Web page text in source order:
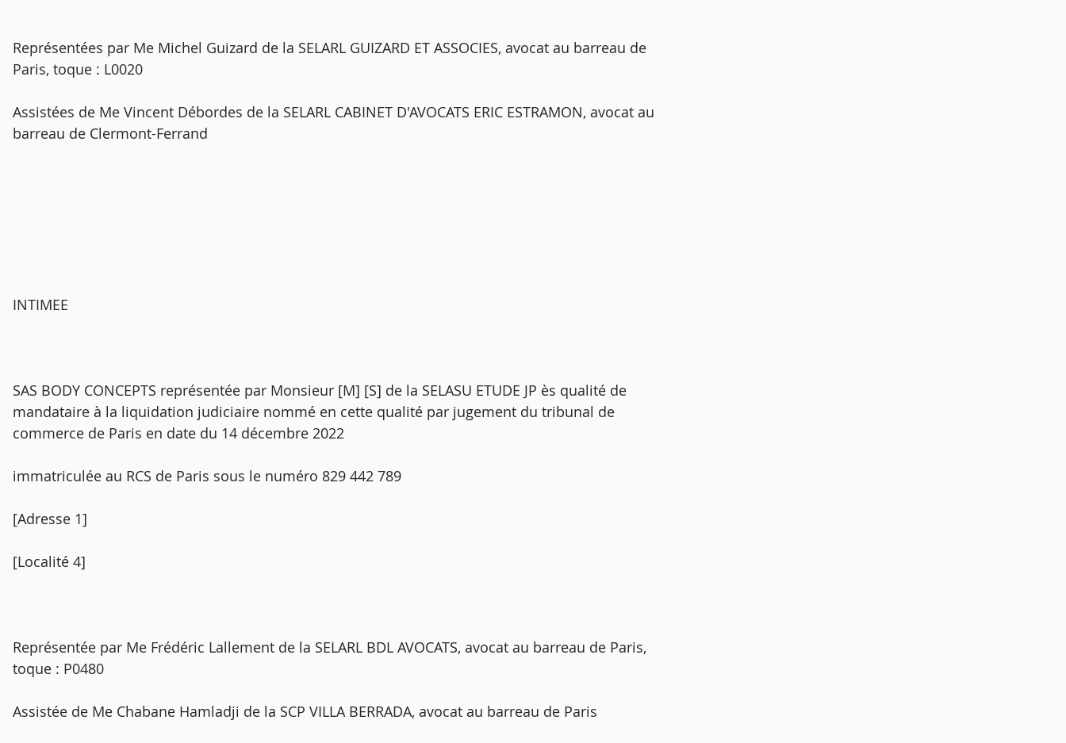
Représentées par Me Michel Guizard de la SELARL GUIZARD ET ASSOCIES, avocat au barreau de
Paris, toque : L0020
Assistées de Me Vincent Débordes de la SELARL CABINET D'AVOCATS ERIC ESTRAMON, avocat au
barreau de Clermont-Ferrand
INTIMEE
SAS BODY CONCEPTS représentée par Monsieur [M] [S] de la SELASU ETUDE JP ès qualité de
mandataire à la liquidation judiciaire nommé en cette qualité par jugement du tribunal de
commerce de Paris en date du 14 décembre 2022
immatriculée au RCS de Paris sous le numéro 829 442 789
[Adresse 1]
[Localité 4]
Représentée par Me Frédéric Lallement de la SELARL BDL AVOCATS, avocat au barreau de Paris,
toque : P0480
Assistée de Me Chabane Hamladji de la SCP VILLA BERRADA, avocat au barreau de Paris